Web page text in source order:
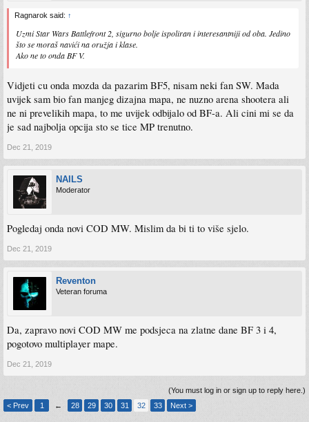
Ragnarok said: ↑
Uzmi Star Wars Battlefront 2, sigurno bolje ispoliran i interesantniji od oba. Jedino
što se moraš navići na oružja i klase.
Ako ne to onda BF V.
Vidjeti cu onda mozda da pazarim BF5, nisam neki fan SW. Mada
uvijek sam bio fan manjeg dizajna mapa, ne nuzno arena shootera ali
ne ni prevelikih mapa, to me uvijek odbijalo od BF-a. Ali cini mi se da
je sad najbolja opcija sto se tice MP trenutno.
Dec 21, 2019
NAILS
Moderator
Pogledaj onda novi COD MW. Mislim da bi ti to više sjelo.
Dec 21, 2019
Reventon
Veteran foruma
Da, zapravo novi COD MW me podsjeca na zlatne dane BF 3 i 4,
pogotovo multiplayer mape.
Dec 21, 2019
(You must log in or sign up to reply here.)
< Prev
1 ← 28 29 30 31 32 33 Next >